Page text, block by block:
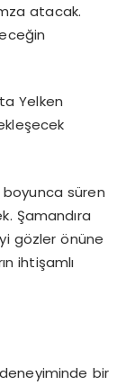
atacak.
Yelken
boyunca süren
Şamandıra
gözler önüne
ihtişamlı
deneyiminde bir